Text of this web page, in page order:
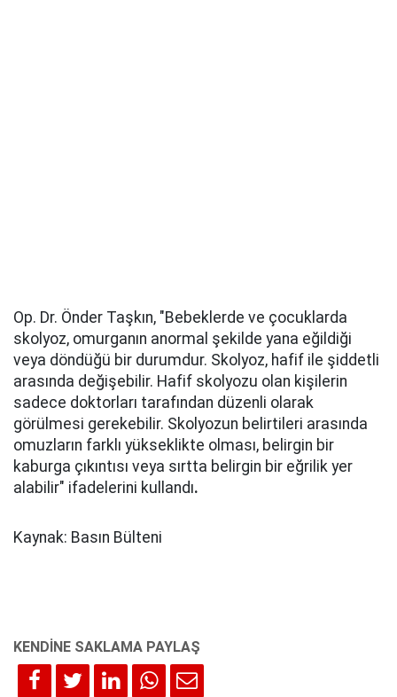
Op. Dr. Önder Taşkın, "Bebeklerde ve çocuklarda
skolyoz, omurganın anormal şekilde yana eğildiği
veya döndüğü bir durumdur. Skolyoz, hafif ile şiddetli
arasında değişebilir. Hafif skolyozu olan kişilerin
sadece doktorları tarafından düzenli olarak
görülmesi gerekebilir. Skolyozun belirtileri arasında
omuzların farklı yükseklikte olması, belirgin bir
kaburga çıkıntısı veya sırtta belirgin bir eğrilik yer
alabilir" ifadelerini kullandı.
Kaynak: Basın Bülteni